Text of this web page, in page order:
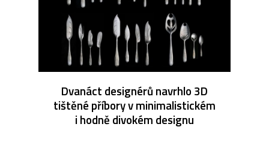
Dvanáct designérů navrhlo 3D
tištěné příbory v minimalistickém
i hodně divokém designu